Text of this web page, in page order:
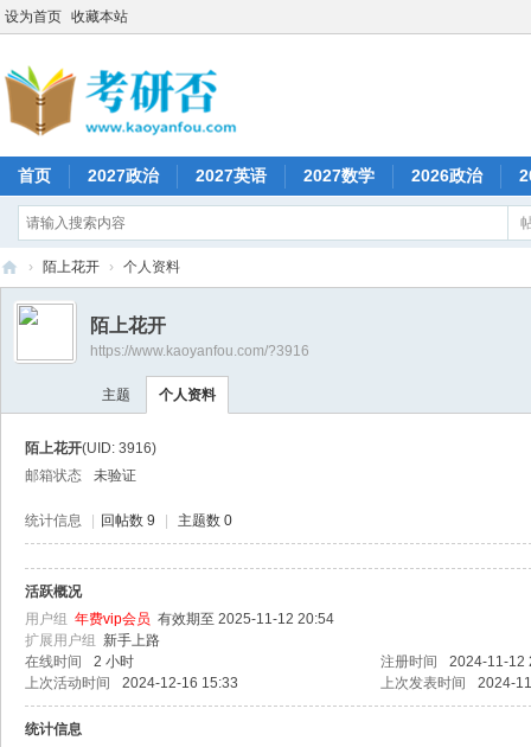
设为首页 收藏本站
首页 2027政治 2027英语 2027数学 2026政治
考
否
› 陌上花开 › 个人资料
陌上花开
https://www.kaoyanfou.com/?3916
主题 个人资料
陌上花开(UID: 3916)
邮箱状态
未验证
统计信息 回帖数 9 主题数 0
活跃概况
用户组 年费vip会员 有效期至 2025-11-12 20:54
扩展用户组 新手上路
在线时间
2 小时 注册时间
2024-11-12
上次活动时间
2024-12-16 15:33 上次发表时间 2024-
统计信息